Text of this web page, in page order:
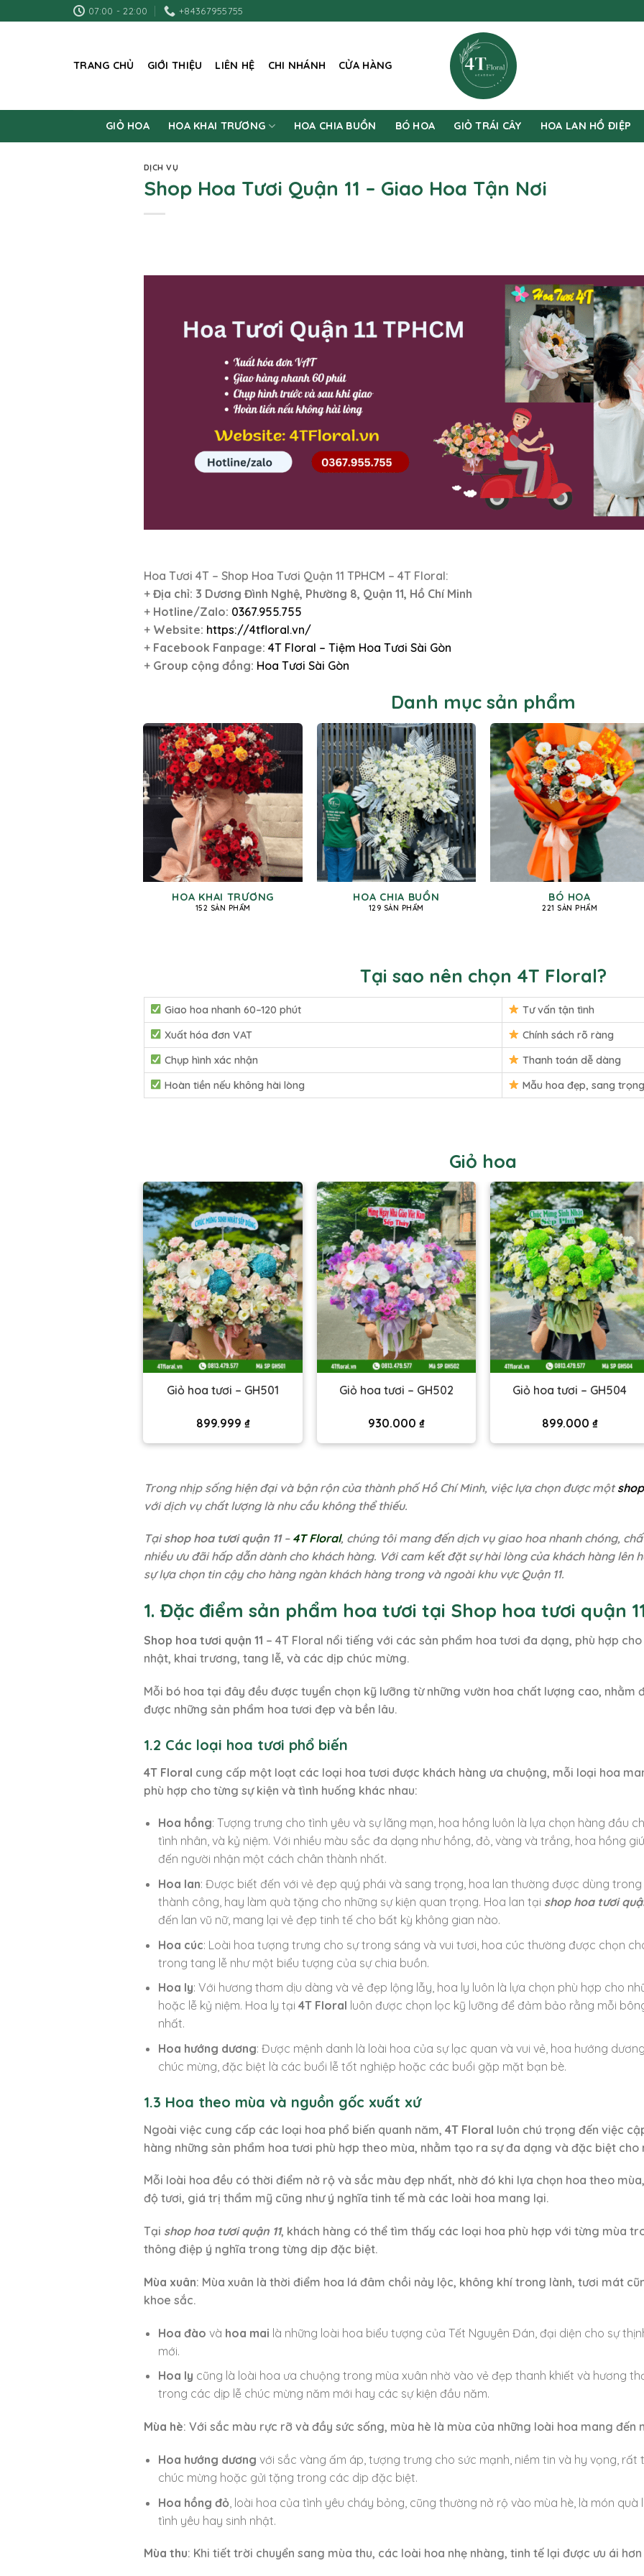
to
07:00 - 22:00 +84367955755
TRANG CHỦ GIỚI THIỆU LIÊN HỆ CHI NHÁNH CỬA HÀNG
GIỎ HOA HOA KHAI TRƯƠNG HOA CHIA BUỒN BÓ HOA GIỎ TRÁI CÂY HOA LAN HỒ ĐIỆP
DỊCH VỤ
Shop Hoa Tươi Quận 11 – Giao Hoa Tận Nơi
Hoa Tươi 4T – Shop Hoa Tươi Quận 11 TPHCM – 4T Floral:
+ Địa chỉ: 3 Dương Đình Nghệ, Phường 8, Quận 11, Hồ Chí Minh
+ Hotline/Zalo: 0367.955.755
+ Website: https://4tfloral.vn/
+ Facebook Fanpage: 4T Floral – Tiệm Hoa Tươi Sài Gòn
+ Group cộng đồng: Hoa Tươi Sài Gòn
Danh mục sản phẩm
HOA KHAI TRƯƠNG
152 SẢN PHẨM
HOA CHIA BUỒN
129 SẢN PHẨM
BÓ HOA
221 SẢN PHẨM
Tại sao nên chọn 4T Floral?
Giao hoa nhanh 60–120 phút
Tư vấn tận tình
Xuất hóa đơn VAT
Chính sách rõ ràng
Chụp hình xác nhận
Thanh toán dễ dàng
Hoàn tiền nếu không hài lòng
Mẫu hoa đẹp, sang trọng
Giỏ hoa
Giỏ hoa tươi – GH501
899.999 ₫
Giỏ hoa tươi – GH502
930.000 ₫
Giỏ hoa tươi – GH504
899.000 ₫
Trong nhịp sống hiện đại và bận rộn của thành phố Hồ Chí Minh, việc lựa chọn được một
với dịch vụ chất lượng là nhu cầu không thể thiếu.
Tạishop hoa tươi quận 11– 4T Floral, chúng tôi mang đến dịch vụ giao hoa nhanh chóng,
nhiều ưu đãi hấp dẫn dành cho khách hàng. Với cam kết đặt sự hài lòng của khách hàng lên
sự lựa chọn tin cậy cho hàng ngàn khách hàng trong và ngoài khu vực Quận 11.
1. Đặc điểm sản phẩm hoa tươi tại Shop hoa tươi quận
Shop hoa tươi quận 11 – 4T Floral nổi tiếng với các sản phẩm hoa tươi đa dạng, phù hợp cho
nhật, khai trương, tang lễ, và các dịp chúc mừng.
Mỗi bó hoa tại đây đều được tuyển chọn kỹ lưỡng từ những vườn hoa chất lượng cao, nhằm
được những sản phẩm hoa tươi đẹp và bền lâu.
1.2 Các loại hoa tươi phổ biến
4T Floral cung cấp một loạt các loại hoa tươi được khách hàng ưa chuộng, mỗi loại hoa
phù hợp cho từng sự kiện và tình huống khác nhau:
Hoa hồng: Tượng trưng cho tình yêu và sự lãng mạn, hoa hồng luôn là lựa chọn hàng đầu
tình nhân, và kỷ niệm. Với nhiều màu sắc đa dạng như hồng, đỏ, vàng và trắng, hoa hồng
đến người nhận một cách chân thành nhất.
Hoa lan: Được biết đến với vẻ đẹp quý phái và sang trọng, hoa lan thường được dùng
thành công, hay làm quà tặng cho những sự kiện quan trọng. Hoa lan tại shop hoa tươi
đến lan vũ nữ, mang lại vẻ đẹp tinh tế cho bất kỳ không gian nào.
Hoa cúc: Loài hoa tượng trưng cho sự trong sáng và vui tươi, hoa cúc thường được chọn
trong tang lễ như một biểu tượng của sự chia buồn.
Hoa ly: Với hương thơm dịu dàng và vẻ đẹp lộng lẫy, hoa ly luôn là lựa chọn phù hợp cho
hoặc lễ kỷ niệm. Hoa ly tại4T Floral luôn được chọn lọc kỹ lưỡng để đảm bảo rằng mỗi
nhất.
Hoa hướng dương: Được mệnh danh là loài hoa của sự lạc quan và vui vẻ, hoa hướng
chúc mừng, đặc biệt là các buổi lễ tốt nghiệp hoặc các buổi gặp mặt bạn bè.
1.3 Hoa theo mùa và nguồn gốc xuất xứ
Ngoài việc cung cấp các loại hoa phổ biến quanh năm, 4T Floral luôn chú trọng đến việc
hàng những sản phẩm hoa tươi phù hợp theo mùa, nhằm tạo ra sự đa dạng và đặc biệt
Mỗi loài hoa đều có thời điểm nở rộ và sắc màu đẹp nhất, nhờ đó khi lựa chọn hoa theo
độ tươi, giá trị thẩm mỹ cũng như ý nghĩa tinh tế mà các loài hoa mang lại.
Tại shop hoa tươi quận 11, khách hàng có thể tìm thấy các loại hoa phù hợp với từng mùa
thông điệp ý nghĩa trong từng dịp đặc biệt.
Mùa xuân: Mùa xuân là thời điểm hoa lá đâm chồi nảy lộc, không khí trong lành, tươi mát
khoe sắc.
Hoa đào và hoa mai là những loài hoa biểu tượng của Tết Nguyên Đán, đại diện cho sự
mới.
Hoa ly cũng là loài hoa ưa chuộng trong mùa xuân nhờ vào vẻ đẹp thanh khiết và hương
trong các dịp lễ chúc mừng năm mới hay các sự kiện đầu năm.
Mùa hè: Với sắc màu rực rỡ và đầy sức sống, mùa hè là mùa của những loài hoa mang đến
Hoa hướng dương với sắc vàng ấm áp, tượng trưng cho sức mạnh, niềm tin và hy vọng,
chúc mừng hoặc gửi tặng trong các dịp đặc biệt.
Hoa hồng đỏ , loài hoa của tình yêu cháy bỏng, cũng thường nở rộ vào mùa hè, là món
tình yêu hay sinh nhật.
Mùa thu: Khi tiết trời chuyển sang mùa thu, các loài hoa nhẹ nhàng, tinh tế lại được ưu ái hơn